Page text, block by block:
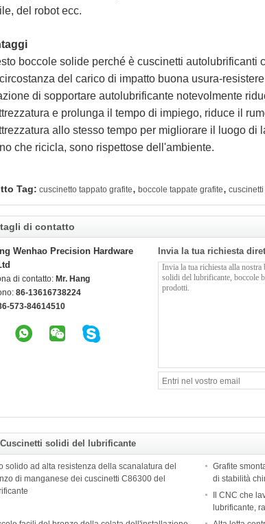
del robot ecc.
boccole solide perché è cuscinetti autolubrificanti
del carico di impatto buona usura-
di sopportare autolubrificante notevolmente
e prolunga il tempo di impiego, riduce il
allo stesso tempo per migliorare il luogo di
che ricicla, sono rispettose dell'ambiente.
Tag: cuscinetto tappato grafite, boccole tappate grafite,
di contatto
Wenhao Precision Hardware
di contatto: Mr. Hang
86-13616738224
573-84614510
Invia la tua richiesta
solidi del lubrificante
solido ad alta resistenza della scanalatura del
di manganese dei cuscinetti C86300 del
Grafite
di stabilità
Il CNC che
lubrificante,